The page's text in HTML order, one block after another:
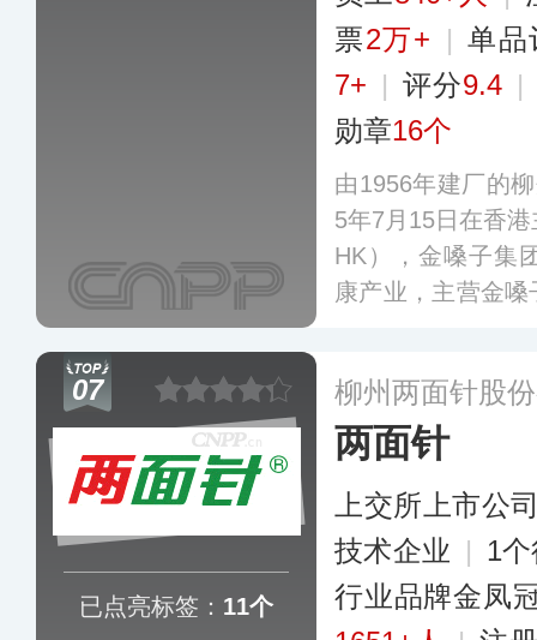
票2万+ | 单品
7+ | 评分9.4 |
勋章16个
由1956年建厂的
5年7月15日在香
HK），金嗓子集
康产业，主营金
喉片在润喉片市
多个国家和地区。
07
已点亮标签： 11个
柳州两面针股
两面针
上交所上市公
技术企业 | 1
行业品牌金凤